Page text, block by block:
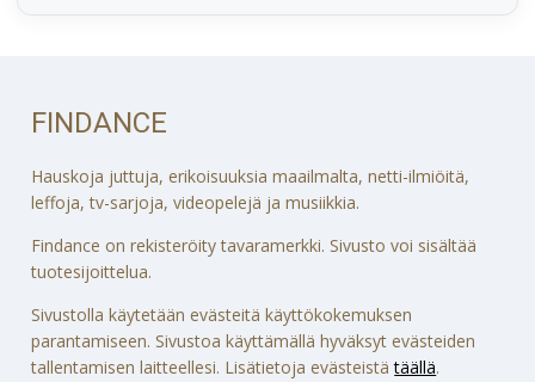
FINDANCE
Hauskoja juttuja, erikoisuuksia maailmalta, netti-ilmiöitä,
leffoja, tv-sarjoja, videopelejä ja musiikkia.
Findance on rekisteröity tavaramerkki. Sivusto voi sisältää
tuotesijoittelua.
Sivustolla käytetään evästeitä käyttökokemuksen
parantamiseen. Sivustoa käyttämällä hyväksyt evästeiden
tallentamisen laitteellesi. Lisätietoja evästeistätäällä.